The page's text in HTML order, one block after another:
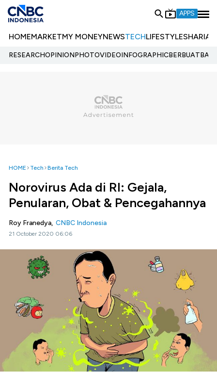
APPS
HOMEMARKETMY MONEYNEWSTECHLIFESTYLESHARIA
RESEARCHOPINIONPHOTOVIDEOINFOGRAPHIC
HOME Tech Berita Tech
Norovirus Ada di RI: Gejala,
Penularan, Obat & Pencegahannya
Roy Franedya, CNBC Indonesia
21 October 2020 06:06